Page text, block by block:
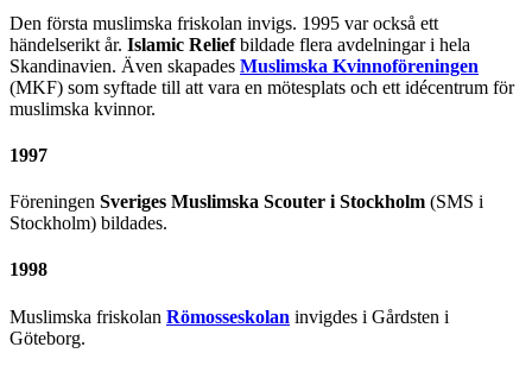
Den första muslimska friskolan invigs. 1995 var också ett
händelserikt år. Islamic Reliefbildade flera avdelningar i hela
Skandinavien. Även skapades Muslimska Kvinnoföreningen
(MKF) som syftade till att vara en mötesplats och ett idécentrum för
muslimska kvinnor.
1997
Föreningen Sveriges Muslimska Scouter i Stockholm (SMS i
Stockholm) bildades.
1998
Muslimska friskolan Römosseskolan invigdes i Gårdsten i
Göteborg.